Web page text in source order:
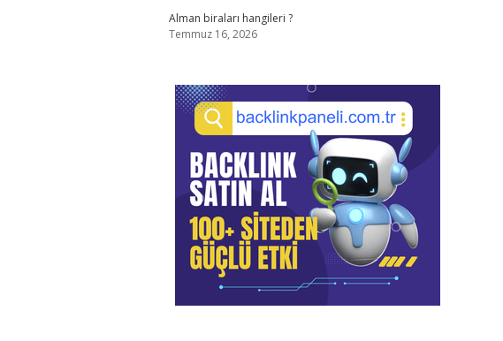
Alman biraları hangileri ?
Temmuz 16, 2026